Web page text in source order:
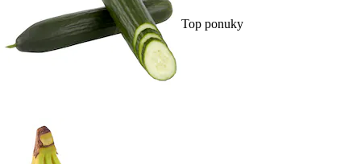
Top ponuky